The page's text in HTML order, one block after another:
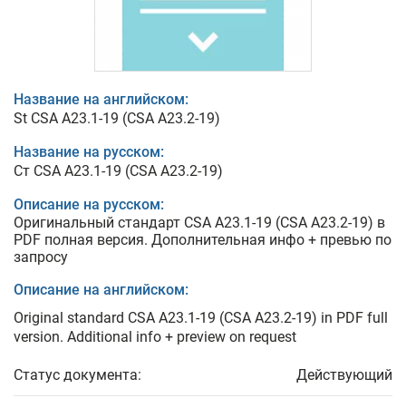
Название на английском:
St CSA A23.1-19 (CSA A23.2-19)
Название на русском:
Ст CSA A23.1-19 (CSA A23.2-19)
Описание на русском:
Оригинальный стандарт CSA A23.1-19 (CSA A23.2-19) в
PDF полная версия. Дополнительная инфо + превью по
запросу
Описание на английском:
Original standard CSA A23.1-19 (CSA A23.2-19) in PDF full
version. Additional info + preview on request
Статус документа: Действующий